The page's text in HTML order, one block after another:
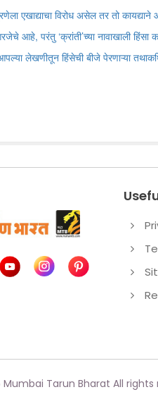
एखाद्याचा विरोध असेल तर तो
आहे, परंतु ‘क्रांती’च्या नावाखाली हिंसा
लेखणीतून हिंसेची बीजे पेरणाऱ्या
Mumbai Tarun Bharat All rights